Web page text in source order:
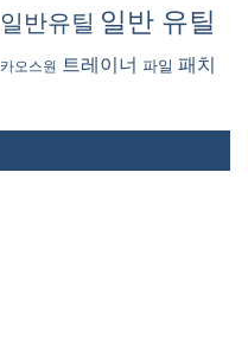
일반유틸 일반 유틸
카오스원 트레이너 파일 패치